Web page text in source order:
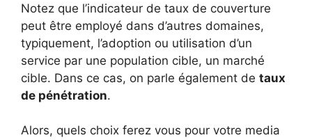
Notez que l’indicateur de taux de couverture
peut être employé dans d’autres domaines,
typiquement, l’adoption ou utilisation d’un
service par une population cible, un marché
cible. Dans ce cas, on parle également de taux
de pénétration.
Alors, quels choix ferez vous pour votre media